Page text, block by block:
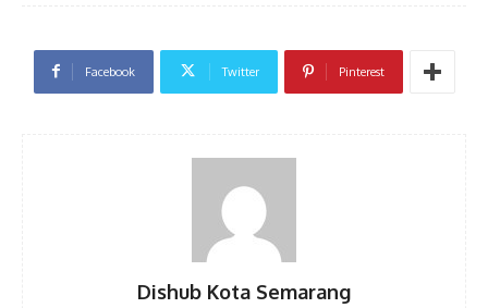
Facebook Twitter Pinterest
Dishub Kota Semarang